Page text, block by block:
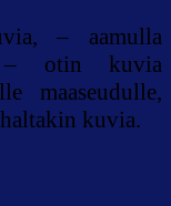
– aamulla
– otin kuvia
maaseudulle,
kuvia.